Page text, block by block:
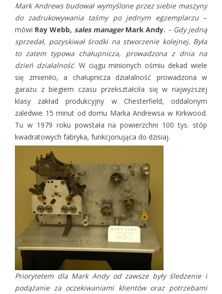
Mark Andrews budował wymyślone przez siebie maszyny
do zadrukowywania taśmy po jednym egzemplarzu–
mówi Roy Webb, sales managerMark Andy. – Gdy jedną
sprzedał, pozyskiwał środki na stworzenie kolejnej. Była
to zatem typowa chałupnicza, prowadzona z dnia na
dzień działalność. W ciągu minionych ośmiu dekad wiele
się zmieniło, a chałupnicza działalność prowadzona w
garażu z biegiem czasu przekształciła się w najwyższej
klasy zakład produkcyjny w Chesterfield, oddalonym
zaledwie 15 minut od domu Marka Andrewsa w Kirkwood.
Tu w 1979 roku powstała na powierzchni 100 tys. stóp
kwadratowych fabryka, funkcjonująca do dzisiaj.
Priorytetem dla Mark Andy od zawsze były śledzenie i
podążanie za oczekiwaniami klientów oraz potrzebami